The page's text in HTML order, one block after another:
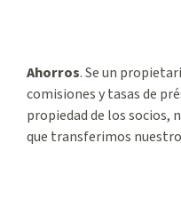
Ahorros. Se un
comisiones y tasas de
propiedad de los socios,
que transferimos